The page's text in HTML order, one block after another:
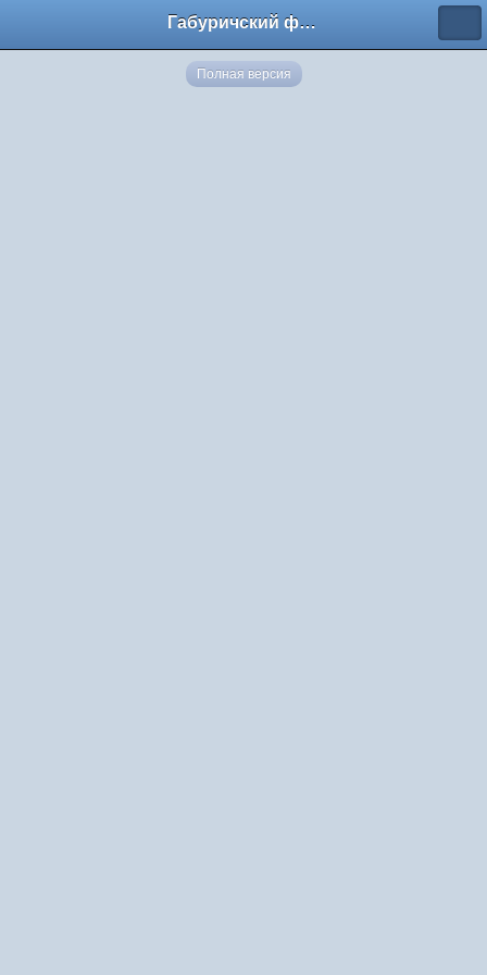
Габуричский форум
Полная версия